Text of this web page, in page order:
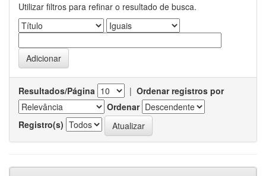
Utilizar filtros para refinar o resultado de busca.
Resultados/Página | Ordenar registros por
Ordenar
Registro(s)